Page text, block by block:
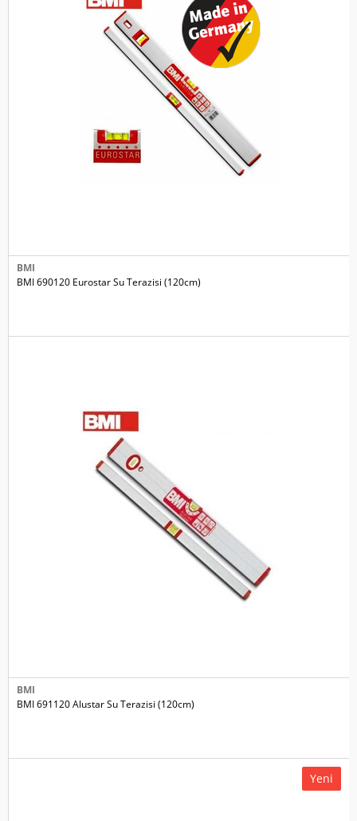
BMI
BMI 690120 Eurostar Su Terazisi (120cm)
BMI
BMI 691120 Alustar Su Terazisi (120cm)
Yeni